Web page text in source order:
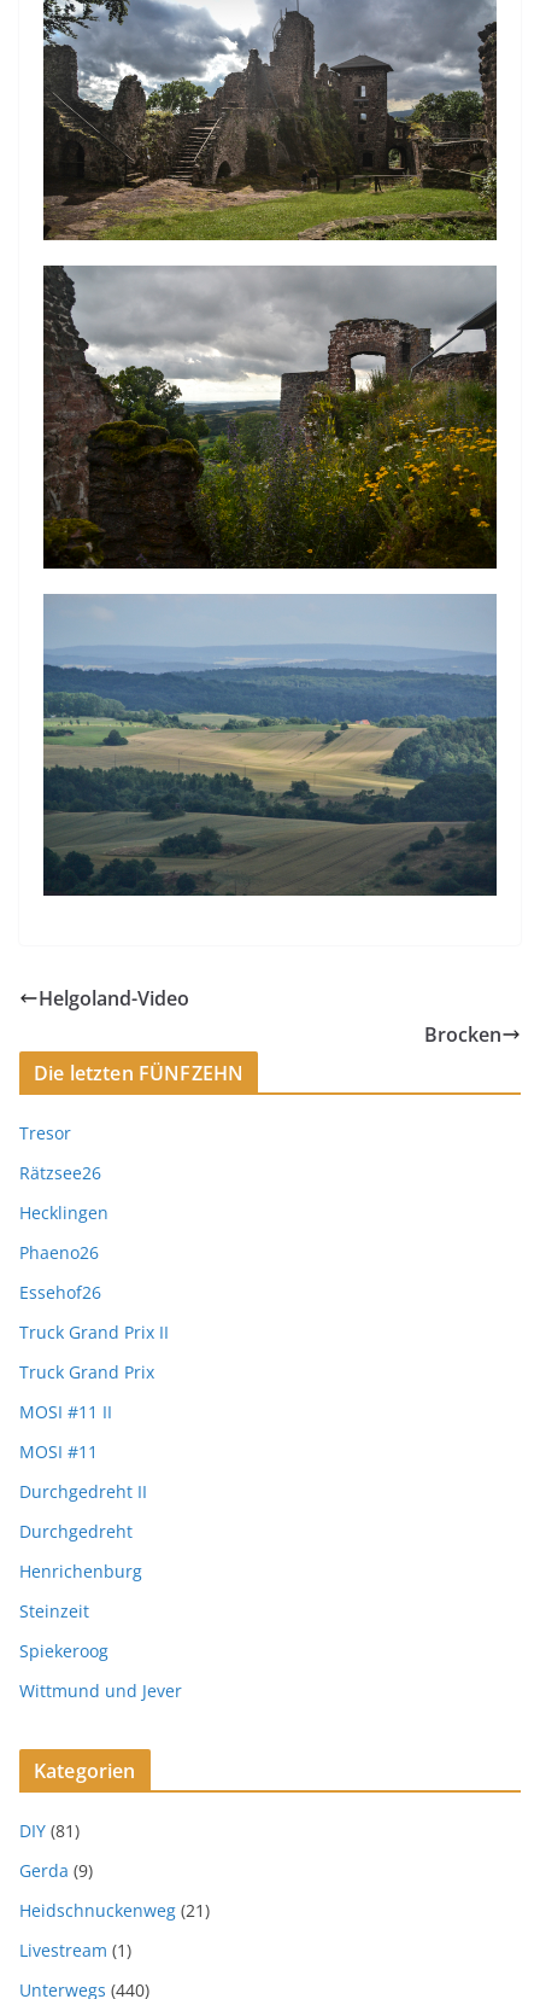
Helgoland-Video
Brocken
Die letzten FÜNFZEHN
Tresor
Rätzsee26
Hecklingen
Phaeno26
Essehof26
Truck Grand Prix II
Truck Grand Prix
MOSI #11 II
MOSI #11
Durchgedreht II
Durchgedreht
Henrichenburg
Steinzeit
Spiekeroog
Wittmund und Jever
Kategorien
DIY (81)
Gerda (9)
Heidschnuckenweg (21)
Livestream (1)
Unterwegs (440)